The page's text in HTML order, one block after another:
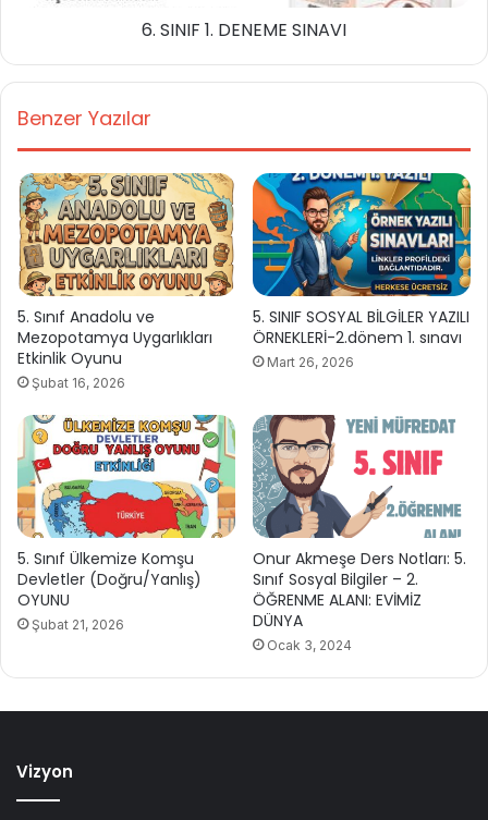
6. SINIF 1. DENEME SINAVI
Benzer Yazılar
5. Sınıf Anadolu ve
Mezopotamya Uygarlıkları
Etkinlik Oyunu
Şubat 16, 2026
5. SINIF SOSYAL BİLGİLER YAZILI
ÖRNEKLERİ-2.dönem 1. sınavı
Mart 26, 2026
5. Sınıf Ülkemize Komşu
Devletler (Doğru/Yanlış)
OYUNU
Şubat 21, 2026
Onur Akmeşe Ders Notları: 5.
Sınıf Sosyal Bilgiler – 2.
ÖĞRENME ALANI: EVİMİZ
DÜNYA
Ocak 3, 2024
Vizyon